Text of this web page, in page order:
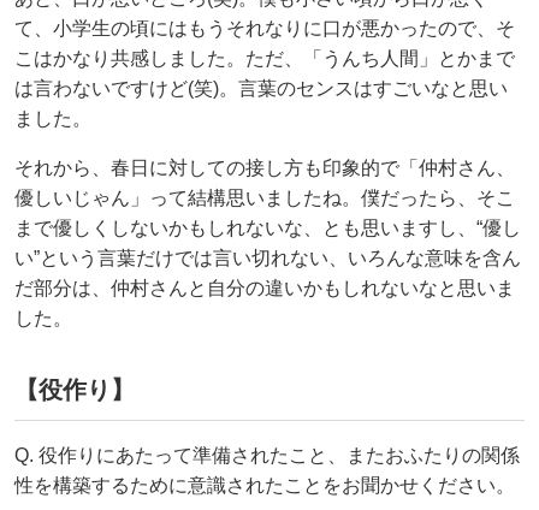
て、小学生の頃にはもうそれなりに口が悪かったので、そ
こはかなり共感しました。ただ、「うんち人間」とかまで
は言わないですけど(笑)。言葉のセンスはすごいなと思い
ました。
それから、春日に対しての接し方も印象的で「仲村さん、
優しいじゃん」って結構思いましたね。僕だったら、そこ
まで優しくしないかもしれないな、とも思いますし、“優し
い”という言葉だけでは言い切れない、いろんな意味を含ん
だ部分は、仲村さんと自分の違いかもしれないなと思いま
した。
【役作り】
Q. 役作りにあたって準備されたこと、またおふたりの関係
性を構築するために意識されたことをお聞かせください。